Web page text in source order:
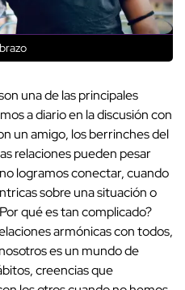
una de las principales
a diario en la discusión con
un amigo, los berrinches del
relaciones pueden pesar
logramos conectar, cuando
sobre una situación o
qué es tan complicado?
armónicas con todos,
es un mundo de
creencias que